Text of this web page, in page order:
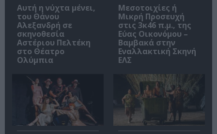
Αυτή η νύχτα μένει,
του Θάνου
Αλεξανδρή σε
σκηνοθεσία
Αστέριου Πελτέκη
στο Θέατρο
Ολύμπια
Μεσοτοιχίες ή
Μικρή Προσευχή
στις 3κ46 π.μ., της
Εύας Οικονόμου –
Βαμβακά στην
Εναλλακτική Σκηνή
ΕΛΣ